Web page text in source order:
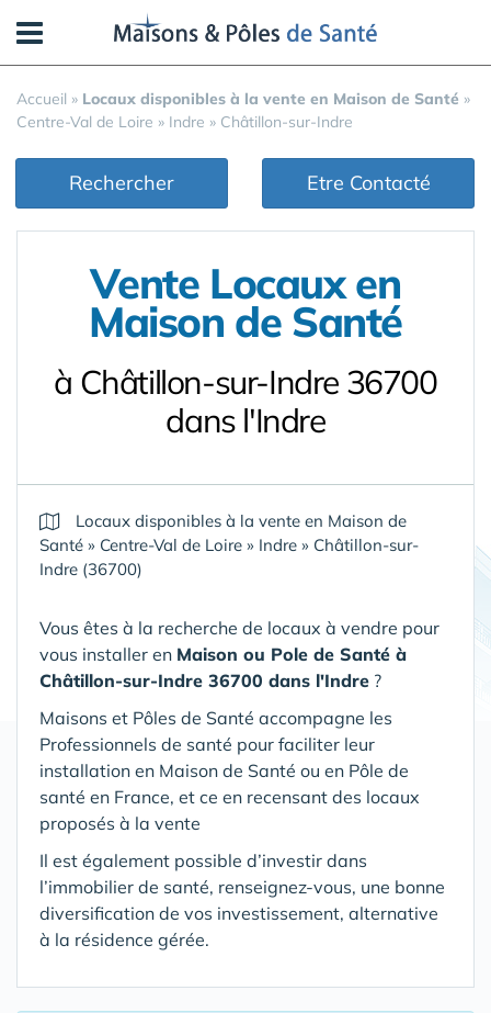
Accueil » Locaux disponibles à la vente en Maison de Santé »
Centre-Val de Loire » Indre » Châtillon-sur-Indre
Rechercher Etre Contacté
Vente Locaux en
Maison de Santé
à Châtillon-sur-Indre 36700
dans l'Indre
Locaux disponibles à la vente en Maison de
Santé » Centre-Val de Loire » Indre » Châtillon-sur-
Indre (36700)
Vous êtes à la recherche de locaux à vendre pour
vous installer en Maison ou Pole de Santé à
Châtillon-sur-Indre 36700 dans l'Indre ?
Maisons et Pôles de Santé accompagne les
Professionnels de santé pour faciliter leur
installation en Maison de Santé ou en Pôle de
santé en France, et ce en recensant des locaux
proposés à la vente
Il est également possible d’investir dans
l’immobilier de santé, renseignez-vous, une bonne
diversification de vos investissement, alternative
à la résidence gérée.
Panneau de gestion des cookies